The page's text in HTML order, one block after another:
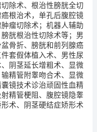
除术、根治性膀胱全切
根治术，单孔后腹腔镜
瘤切除术；机器人辅助
胱根治性切除术等；男
骨折、膀胱和前列腺癌
套假体植入术、男性尿
阴茎延长增粗术、显微
精管附睾吻合术、显微
镜技术诊治顽固性血精
精管梗阻、腹腔镜隐睾
术、阴茎硬结症矫形术